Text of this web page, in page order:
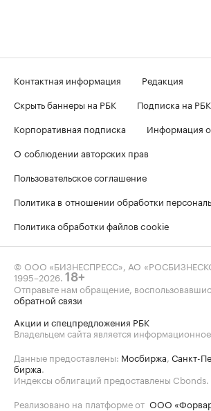
Контактная информация
Редакция
Скрыть баннеры на РБК
Подписка на РБК
Корпоративная подписка
Информация
О соблюдении авторских прав
Пользовательское соглашение
Политика в отношении обработки
Политика обработки файлов cookie
© ООО «БИЗНЕСПРЕСС», АО
1995–2026 18+
Отправьте нам обращение,
обратной связи
Акции и спецпредложения РБК
Владельцем сайта является информационное
Данные предоставлены: Мосбиржа Санкт-
биржа
Индексы облигаций предоставлены Cbonds.
Реализовано на платформе от ООО